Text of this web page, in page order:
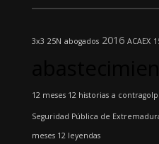
3x3 25N abogados 2016 ACAEX
12 meses 12 historias a
Seguridad Pública de
meses 12 leyendas